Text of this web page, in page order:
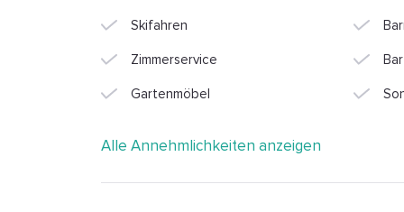
Skifahren
Zimmerservice Bar
Gartenmöbel
Alle Annehmlichkeiten anzeigen